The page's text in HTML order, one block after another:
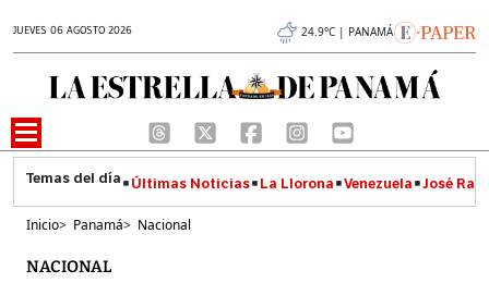
JUEVES 06 AGOSTO 2026 24.9°C | PANAMÁ
Últimas Noticias La Llorona Venezuela José
Inicio> Panamá> Nacional
NACIONAL